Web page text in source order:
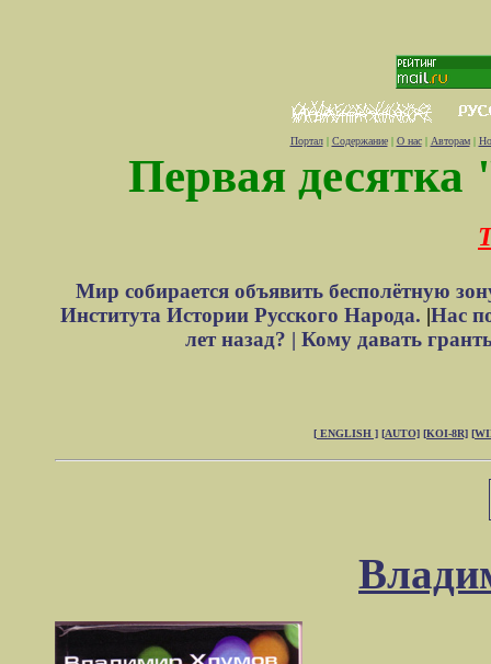
Портал| Содержание| О нас| Авторам|
Первая десятка
Мир собирается объявить бесполётную
Института Истории Русского Народа. |Нас
лет назад? | Кому давать
[ ENGLISH ] [AUTO] [KOI-8R]